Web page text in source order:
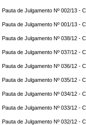
Pauta de Julgamento Nº 002/13 -
Pauta de Julgamento Nº 001/13 -
Pauta de Julgamento Nº 038/12 -
Pauta de Julgamento Nº 037/12 -
Pauta de Julgamento Nº 036/12 -
Pauta de Julgamento Nº 035/12 -
Pauta de Julgamento Nº 034/12 -
Pauta de Julgamento Nº 033/12 -
Pauta de Julgamento Nº 032/12 -